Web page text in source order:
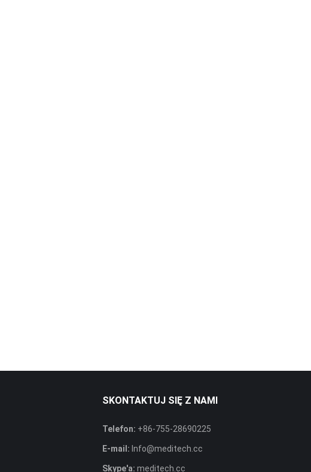
SKONTAKTUJ SIĘ Z NAMI
Telefon: +86-755-28690225
E-mail: Info@meditech.cc
Skype'a: meditech.cc